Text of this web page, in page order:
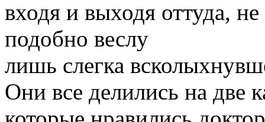
входя и выходя оттуда,
подобно веслу
лишь слегка
Они все делились на две